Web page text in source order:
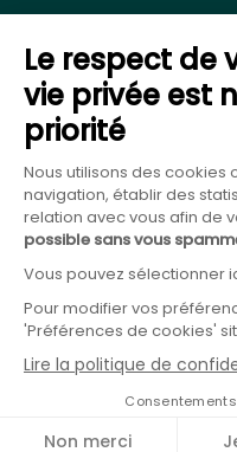
Le respect de
vie privée est
priorité
Nous utilisons des cookies
navigation, établir des
relation avec vous afin de
possible sans vous
Vous pouvez sélectionner
Pour modifier vos
'Préférences de cookies'
Lire la politique de
Non merci
20007544 en tant que
non-exclusif en opérations
paiement (MOBSP),
Conseiller en
l’AMF.
Mentions légales